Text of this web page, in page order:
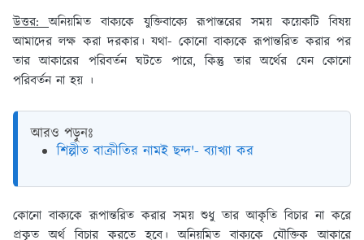
উত্তর:অনিয়মিত বাক্যকে যুক্তিবাক্যে রূপান্তরের সময় কয়েকটি বিষয়
আমাদের লক্ষ করা দরকার। যথা- কোনো বাক্যকে রূপান্তরিত করার পর
তার আকারের পরিবর্তন ঘটতে পারে, কিন্তু তার অর্থের যেন কোনো
পরিবর্তন না হয় ।
আরও পড়ুনঃ
শিল্পীত বাক্রীতির নামই ছন্দ'- ব্যাখ্যা কর
কোনো বাক্যকে রূপান্তরিত করার সময় শুধু তার আকৃতি বিচার না করে
প্রকৃত অর্থ বিচার করতে হবে। অনিয়মিত বাক্যকে যৌক্তিক আকারে